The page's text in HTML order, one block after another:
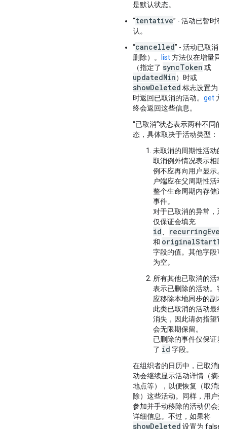
是默认状态。
“tentative” - 活动已暂时确
认。
“cancelled” - 活动已取消
删除）。
list方法仅在增量同
（指定了 syncToken 或
updatedMin）时或
showDeleted 标志设置为
时返回已取消的活动。 get方
终会返回这些信息。
“已取消”状态表示两种不同的
态，具体取决于活动类型：
未取消的周期性活动的
取消例外情况表示相应
例不应再向用户显示。
户端应在父周期性活动
整个生命周期内存储这
事件。
对于已取消的异常，系
仅保证会填充
id
和
字段的值。其他字段可
为空。
所有其他已取消的活动
表示已删除的活动。客
应移除本地同步的副本
此类已取消的活动最终
消失，因此请勿指望它
会无限期保留。
已删除的事件仅保证填
了 id 字段。
在组织者的日历中，已取消的
动会继续显示活动详情（摘要
地点等），以便恢复（取消删
除）这些活动。同样，用户受
参加并手动移除的活动仍会提
详细信息。不过，如果将
showDeleted 设置为 false